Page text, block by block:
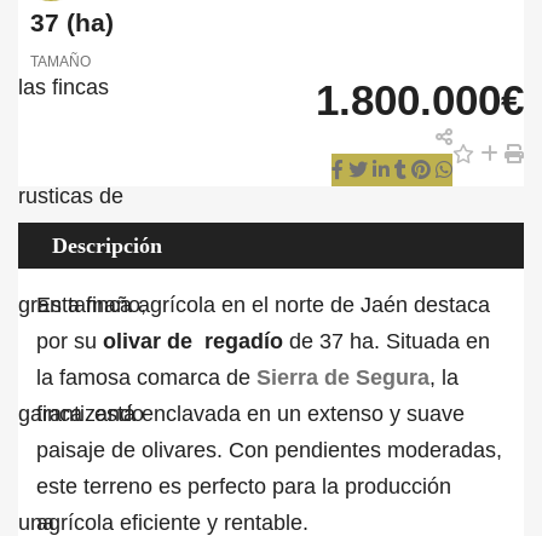
37 (ha)
TAMAÑO
1.800.000€
Descripción
Esta finca agrícola en el norte de Jaén destaca
por su olivar de regadío de 37 ha. Situada en
la famosa comarca de Sierra de Segura, la
finca está enclavada en un extenso y suave
paisaje de olivares. Con pendientes moderadas,
este terreno es perfecto para la producción
agrícola eficiente y rentable.